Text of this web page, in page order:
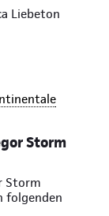
Liebeton
Storm
Storm
folgenden